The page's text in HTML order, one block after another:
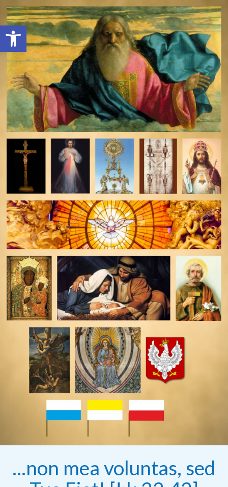
Open toolbar
deomeo-logo
Utwórz konto
Zaloguj
...non mea voluntas, sed